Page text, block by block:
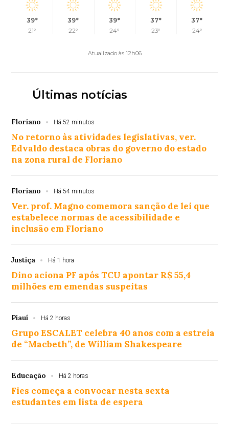
39°
21°
39°
22°
39°
24°
37°
23°
37°
24°
Atualizado às 12h06
Últimas notícias
Floriano Há 52 minutos
No retorno às atividades legislativas, ver.
Edvaldo destaca obras do governo do estado
na zona rural de Floriano
Floriano Há 54 minutos
Ver. prof. Magno comemora sanção de lei que
estabelece normas de acessibilidade e
inclusão em Floriano
Justiça Há 1 hora
Dino aciona PF após TCU apontar R$ 55,4
milhões em emendas suspeitas
Piauí Há 2 horas
Grupo ESCALET celebra 40 anos com a estreia
de “Macbeth”, de William Shakespeare
Educação Há 2 horas
Fies começa a convocar nesta sexta
estudantes em lista de espera